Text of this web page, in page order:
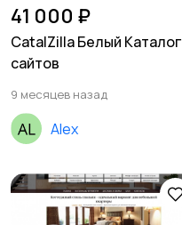
41 000 ₽
CatalZilla Белый Каталог
сайтов
9 месяцев назад
Alex